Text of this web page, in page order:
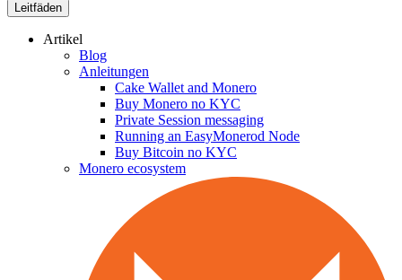
Leitfäden
Artikel
Blog
Anleitungen
Cake Wallet and Monero
Buy Monero no KYC
Private Session messaging
Running an EasyMonerod Node
Buy Bitcoin no KYC
Monero ecosystem